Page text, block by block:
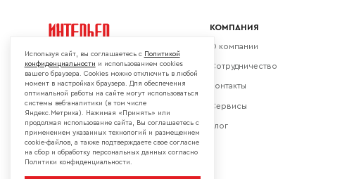
Мы в социальных сетях:
КОМПАНИЯ
О компании
Сотрудничество
Контакты
Сервисы
Блог
Используя сайт, вы соглашаетесь с Политикой
конфиденциальности и использованием cookies
вашего браузера. Cookies можно отключить в любой
момент в настройках браузера. Для обеспечения
оптимальной работы на сайте могут использоваться
системы веб-аналитики (в том числе
Яндекс.Метрика). Нажимая «Принять» или
продолжая использование сайта, Вы соглашаетесь с
применением указанных технологий и размещением
cookie-файлов, а также подтверждаете свое согласие
на сбор и обработку персональных данных согласно
Политики конфиденциальности.